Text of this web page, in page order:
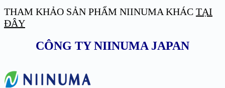
THAM KHẢO SẢN PHẨM NIINUMA KHÁC TẠI
ĐÂY
CÔNG TY NIINUMA JAPAN